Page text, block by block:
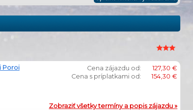
Cena zájazdu od:
127,30 €
Cena s príplatkami od:
154,30 €
Poroi
Zobraziť všetky termíny a popis zájazdu »